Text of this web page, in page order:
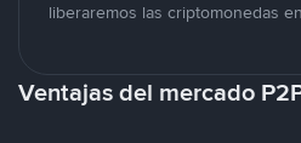
liberaremos las criptomonedas
Ventajas del mercado